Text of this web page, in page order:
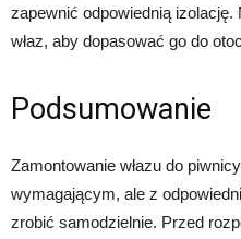
zapewnić odpowiednią
właz, aby dopasować go do
Podsumowanie
Zamontowanie włazu do
wymagającym, ale z
zrobić samodzielnie. Przed